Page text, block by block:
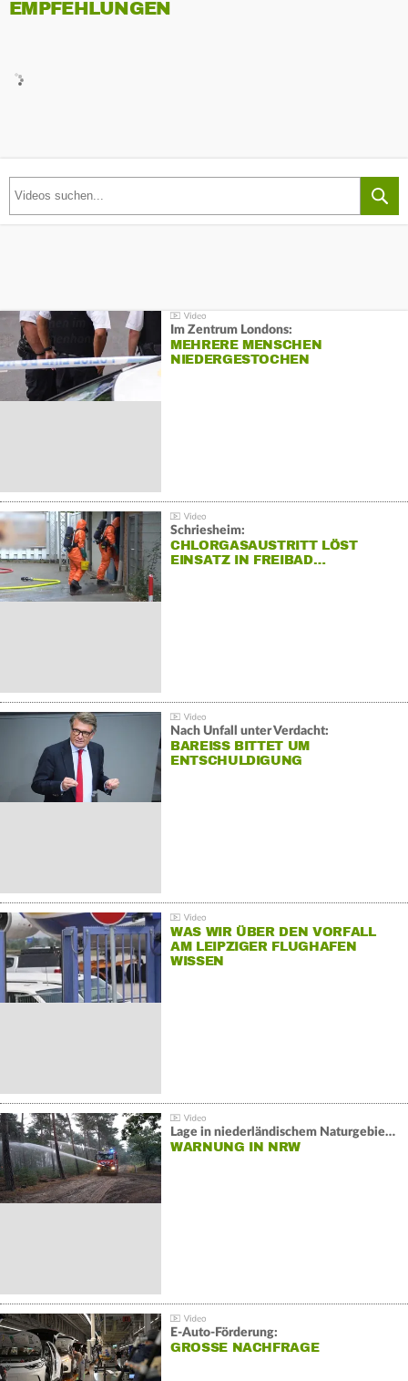
EMPFEHLUNGEN
Im Zentrum Londons:
MEHRERE MENSCHEN
NIEDERGESTOCHEN
Schriesheim:
CHLORGASAUSTRITT LÖST
EINSATZ IN FREIBAD…
Nach Unfall unter Verdacht:
BAREISS BITTET UM E
NTSCHULDIGUNG
WAS WIR ÜBER DEN VORFALL
AM LEIPZIGER FLUGHAFEN
WISSEN
Lage in niederländischem Naturgebiet stabil
WARNUNG IN NRW
E-Auto-Förderung:
GROSSE NACHFRAGE